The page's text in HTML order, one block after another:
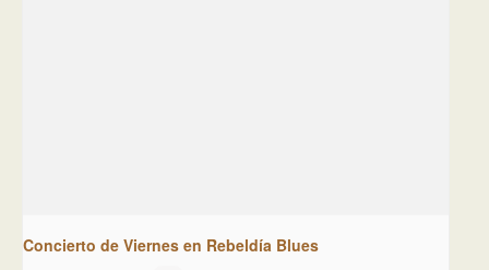
Concierto de Viernes en Rebeldía Blues